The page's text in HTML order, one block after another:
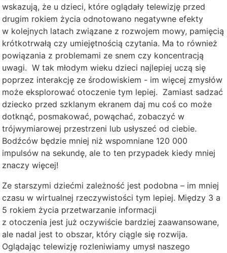
wskazują, że u dzieci, które oglądały telewizję przed
drugim rokiem życia odnotowano negatywne efekty
w kolejnych latach związane z rozwojem mowy, pamięcią
krótkotrwałą czy umiejętnością czytania. Ma to również
powiązania z problemami ze snem czy koncentracją
uwagi. W tak młodym wieku dzieci najlepiej uczą się
poprzez interakcję ze środowiskiem - im więcej zmysłów
może eksplorować otoczenie tym lepiej. Zamiast sadzać
dziecko przed szklanym ekranem daj mu coś co może
dotknąć, posmakować, powąchać, zobaczyć w
trójwymiarowej przestrzeni lub usłyszeć od ciebie.
Bodźców będzie mniej niż wspomniane 120 000
impulsów na sekundę, ale to ten przypadek kiedy mniej
znaczy więcej!
Ze starszymi dziećmi zależność jest podobna – im mniej
czasu w wirtualnej rzeczywistości tym lepiej. Między 3 a
5 rokiem życia przetwarzanie informacji
z otoczenia jest już oczywiście bardziej zaawansowane,
ale nadal jest to obszar, który ciągle się rozwija.
Oglądając telewizję rozleniwiamy umysł naszego